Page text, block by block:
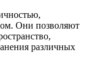
Они позволяют
различных